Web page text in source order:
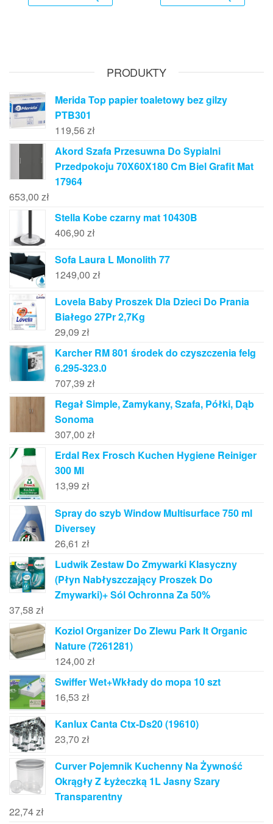
PRODUKTY
Merida Top papier toaletowy bez gilzy
PTB301
119,56 zł
Akord Szafa Przesuwna Do Sypialni
Przedpokoju 70X60X180 Cm Biel Grafit Mat
17964
653,00 zł
Stella Kobe czarny mat 10430B
406,90 zł
Sofa Laura L Monolith 77
1249,00 zł
Lovela Baby Proszek Dla Dzieci Do Prania
Białego 27Pr 2,7Kg
29,09 zł
Karcher RM 801 środek do czyszczenia felg
6.295-323.0
707,39 zł
Regał Simple, Zamykany, Szafa, Półki, Dąb
Sonoma
307,00 zł
Erdal Rex Frosch Kuchen Hygiene Reiniger
300 Ml
13,99 zł
Spray do szyb Window Multisurface 750 ml
Diversey
26,61 zł
Ludwik Zestaw Do Zmywarki Klasyczny
(Płyn Nabłyszczający Proszek Do
Zmywarki)+ Sól Ochronna Za 50%
37,58 zł
Koziol Organizer Do Zlewu Park It Organic
Nature (7261281)
124,00 zł
Swiffer Wet+Wkłady do mopa 10 szt
16,53 zł
Kanlux Canta Ctx-Ds20 (19610)
23,70 zł
Curver Pojemnik Kuchenny Na Żywność
Okrągły Z Łyżeczką 1L Jasny Szary
Transparentny
22,74zł